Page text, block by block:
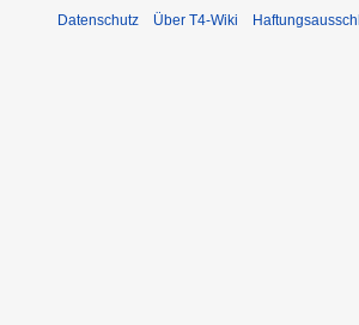
Datenschutz Über T4-Wiki